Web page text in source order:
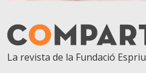
La revista de la Fundació Espriu